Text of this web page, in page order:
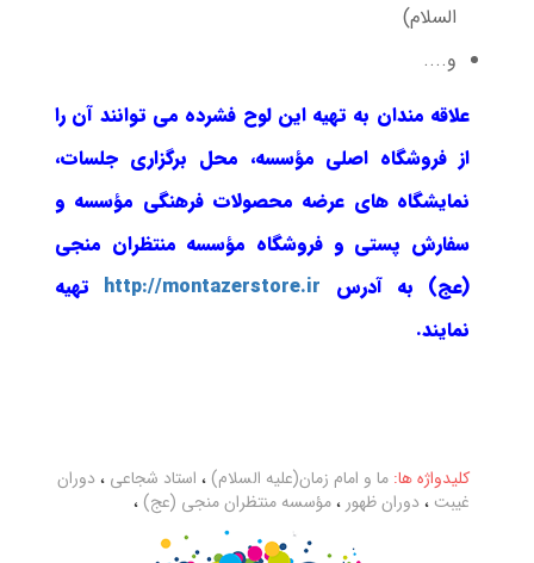
السلام)
و....
علاقه مندان به تهیه این لوح فشرده می توانند آن را
از فروشگاه اصلی مؤسسه، محل برگزاری جلسات،
نمایشگاه های عرضه محصولات فرهنگی مؤسسه و
سفارش پستی و فروشگاه مؤسسه منتظران منجی
(عج) به آدرس http://montazerstore.ir تهیه
نمایند.
کلیدواژه ها: ما و امام زمان(علیه السلام) ، استاد شجاعی ، دوران
غیبت ، دوران ظهور ،مؤسسه منتظران منجی (عج) ،